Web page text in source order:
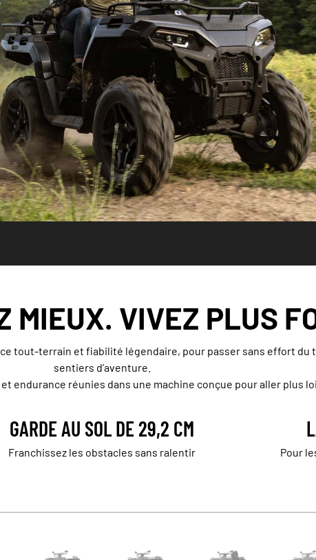
MIEUX. VIVEZ PLUS
tout-terrain et fiabilité légendaire, pour passer sans effort du
sentiers d’aventure.
endurance réunies dans une machine conçue pour aller plus
GARDE AU SOL DE 29,2 CM
Franchissez les obstacles sans ralentir
Pour